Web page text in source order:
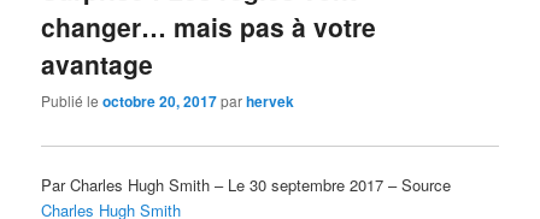
changer… mais pas à votre
avantage
Publié leoctobre 20, 2017parhervek
Par Charles Hugh Smith – Le 30 septembre 2017 – Source
Charles Hugh Smith